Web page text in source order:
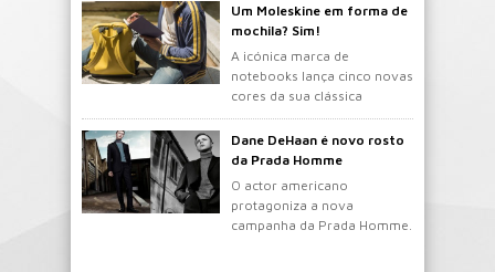
Um Moleskine em forma de
mochila? Sim!
A icónica marca de
notebooks lança cinco novas
cores da sua clássica
mochila.
Dane DeHaan é novo rosto
da Prada Homme
O actor americano
protagoniza a nova
campanha da Prada Homme.